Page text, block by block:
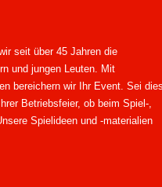
seit über 45 Jahren die
und jungen Leuten. Mit
bereichern wir Ihr Event. Sei dies
Betriebsfeier, ob beim Spiel-,
Spielideen und -materialien